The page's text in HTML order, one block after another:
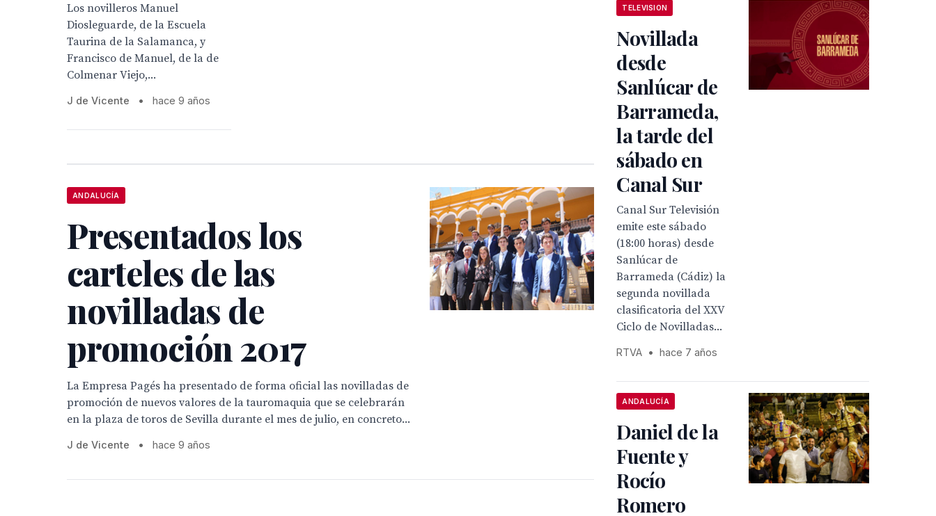
Los novilleros Manuel
Diosleguarde, de la Escuela
Taurina de la Salamanca, y
Francisco de Manuel, de la de
Colmenar Viejo,...
J de Vicente • hace 9 años
ANDALUCÍA
Presentados los
carteles de las
novilladas de
promoción 2017
La Empresa Pagés ha presentado de forma oficial las novilladas de
promoción de nuevos valores de la tauromaquia que se celebrarán
en la plaza de toros de Sevilla durante el mes de julio, en concreto...
J de Vicente • hace 9 años
TELEVISION
Novillada
desde
Sanlúcar de
Barrameda,
la tarde del
sábado en
Canal Sur
Canal Sur Televisión
emite este sábado
(18:00 horas) desde
Sanlúcar de
Barrameda (Cádiz) la
segunda novillada
clasificatoria del XXV
Ciclo de Novilladas...
RTVA • hace 7 años
ANDALUCÍA
Daniel de la
Fuente y
Rocío
Romero